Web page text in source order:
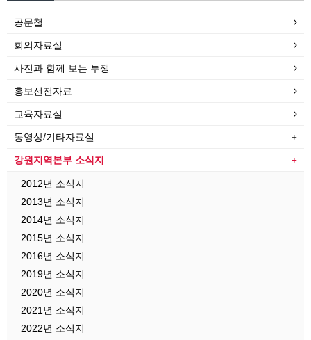
공문철
회의자료실
사진과 함께 보는 투쟁
홍보선전자료
교육자료실
동영상/기타자료실
강원지역본부 소식지
2012년 소식지
2013년 소식지
2014년 소식지
2015년 소식지
2016년 소식지
2019년 소식지
2020년 소식지
2021년 소식지
2022년 소식지